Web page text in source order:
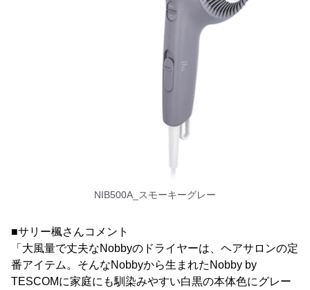
NIB500A_スモーキーグレー
■サリー楓さんコメント
「大風量で丈夫なNobbyのドライヤーは、ヘアサロンの定
番アイテム。そんなNobbyから生まれたNobby by
TESCOMに家庭にも馴染みやすい白黒の本体色にグレー